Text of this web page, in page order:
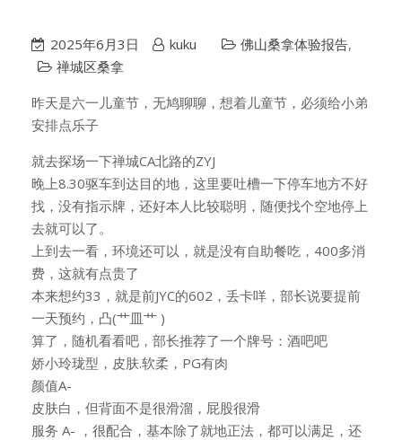
2025年6月3日 kuku 佛山桑拿体验报告,
禅城区桑拿
昨天是六一儿童节，无鸠聊聊，想着儿童节，必须给小弟
安排点乐子
就去探场一下禅城CA北路的ZYJ
晚上8.30驱车到达目的地，这里要吐槽一下停车地方不好
找，没有指示牌，还好本人比较聪明，随便找个空地停上
去就可以了。
上到去一看，环境还可以，就是没有自助餐吃，400多消
费，这就有点贵了
本来想约33，就是前JYC的602，丢卡咩，部长说要提前
一天预约，凸(艹皿艹 )
算了，随机看看吧，部长推荐了一个牌号：酒吧吧
娇小玲珑型，皮肤.软柔，PG有肉
颜值A-
皮肤白，但背面不是很滑溜，屁股很滑
服务 A- ，很配合，基本除了就地正法，都可以满足，还